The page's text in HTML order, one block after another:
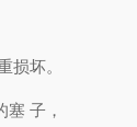
损坏。
子，